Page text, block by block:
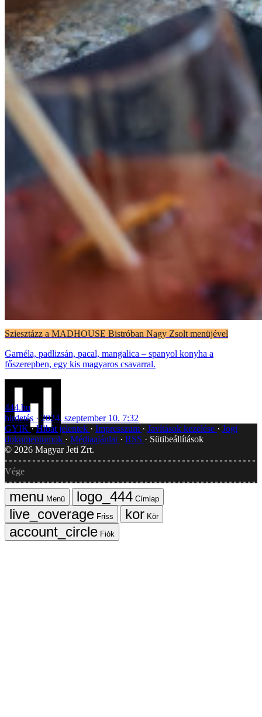
Sziesztázz a MADHOUSE Bistróban Nagy Zsolt menüjével
Garnéla, padlizsán, pacal, mangalica – spanyol konyha a
főszerepben, egy kis magyaros csavarral.
444.hu
hirdetés
2024. szeptember 10. 7:32
GYIK Hibát jelentek Impresszum Javítások kezelése
Jogi
dokumentumok
Médiaajánlat RSS
Sütibeállítások
© 2026 Magyar Jeti Zrt.
Vége
Menü
Címlap
Friss
Kör
Fiók